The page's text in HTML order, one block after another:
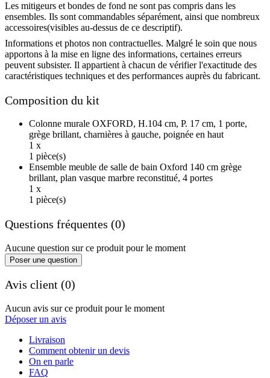
Les mitigeurs et bondes de fond ne sont pas compris dans les
ensembles. Ils sont commandables séparément, ainsi que nombreux
accessoires(visibles au-dessus de ce descriptif).
Informations et photos non contractuelles. Malgré le soin que nous
apportons à la mise en ligne des informations, certaines erreurs
peuvent subsister. Il appartient à chacun de vérifier l'exactitude des
caractéristiques techniques et des performances auprès du fabricant.
Composition du kit
Colonne murale OXFORD, H.104 cm, P. 17 cm, 1 porte,
grège brillant, charnières à gauche, poignée en haut
1 x
1 pièce(s)
Ensemble meuble de salle de bain Oxford 140 cm grège
brillant, plan vasque marbre reconstitué, 4 portes
1 x
1 pièce(s)
Questions fréquentes (0)
Aucune question sur ce produit pour le moment
Poser une question
Avis client (0)
Aucun avis sur ce produit pour le moment
Déposer un avis
Livraison
Comment obtenir un devis
On en parle
FAQ